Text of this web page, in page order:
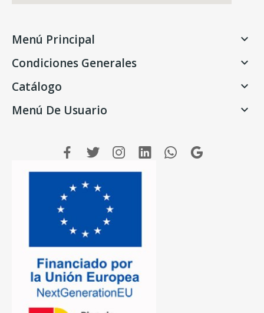
Menú Principal 
Condiciones Generales 
Catálogo 
Menú De Usuario 